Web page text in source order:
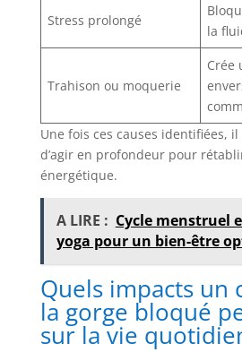
Stress prolongé
la
Trahison ou moquerie
Crée
Une fois ces causes identifiées,
d’agir en profondeur pour
énergétique.
A LIRE : Cycle menstruel
yoga pour un bien-être
Quels impacts un
la gorge bloqué
sur la vie